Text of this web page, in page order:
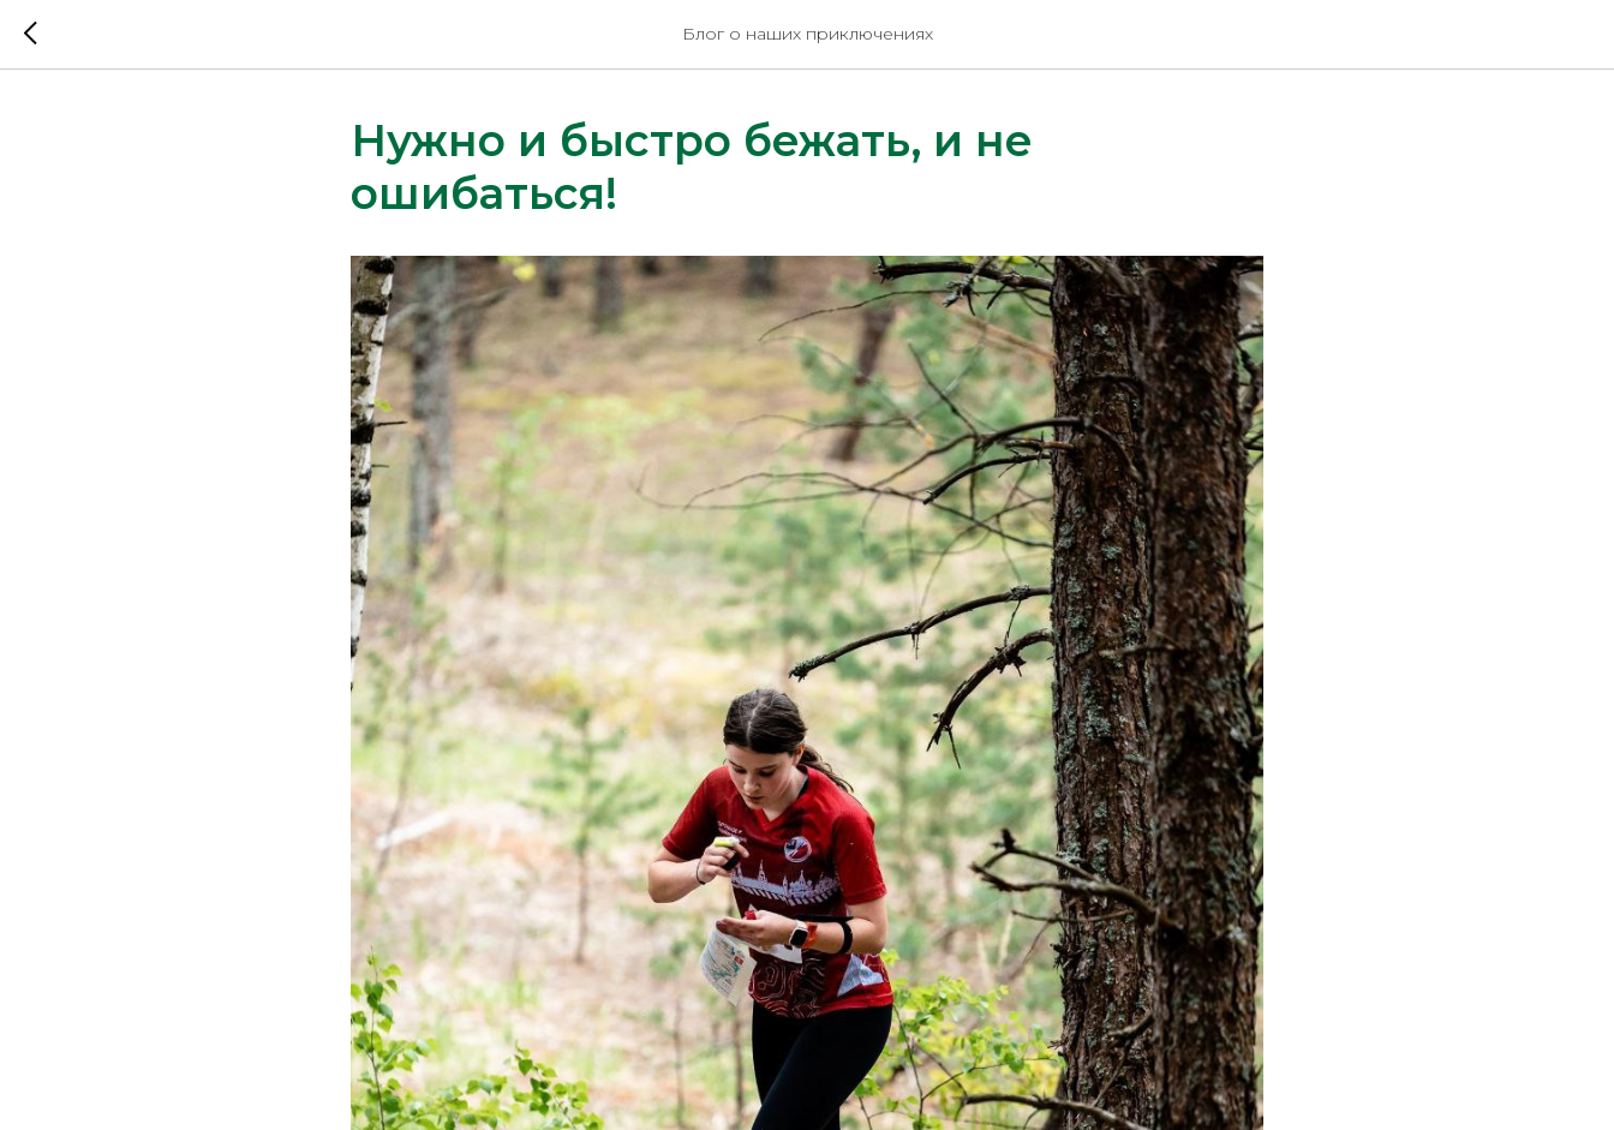
Блог о наших приключениях
Нужно и быстро бежать, и не
ошибаться!